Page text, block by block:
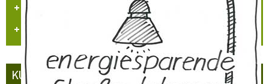
Neues Logo
KUNST UND KULTUR